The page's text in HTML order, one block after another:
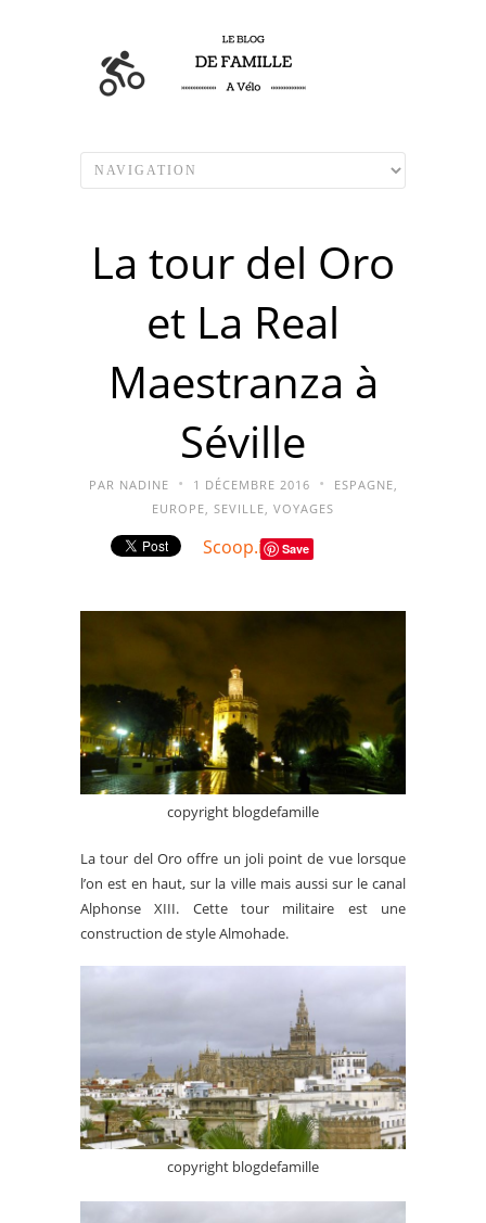
La tour del Oro
et La Real
Maestranza à
Séville
PAR NADINE • 1 DÉCEMBRE 2016 • ESPAGNE,
EUROPE, SEVILLE, VOYAGES
Scoop.it Save
copyright blogdefamille
La tour del Oro offre un joli point de vue lorsque
l’on est en haut, sur la ville mais aussi sur le canal
Alphonse XIII. Cette tour militaire est une
construction de style Almohade.
copyright blogdefamille